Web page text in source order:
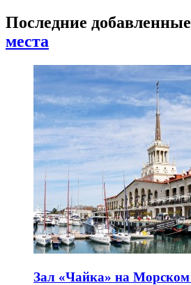
Последние добавленные
места
Зал «Чайка» на Морском